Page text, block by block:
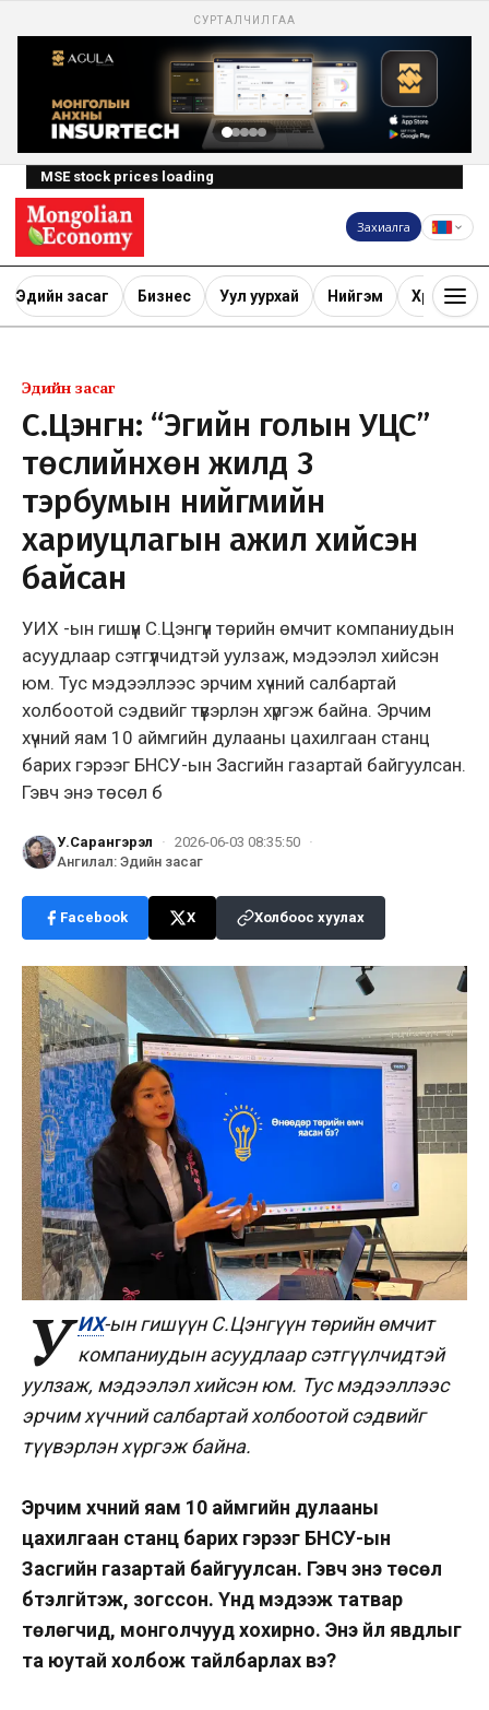
СУРТАЛЧИЛГАА
MSE stock prices loading
Захиалга
Эдийн засаг Бизнес Уул уурхай Нийгэм Хөрөнгө
Эдийн засаг
С.Цэнгүүн: “Эгийн голын УЦС”
төслийнхөн жилд 3
тэрбумын нийгмийн
хариуцлагын ажил хийсэн
байсан
УИХ -ын гишүүн С.Цэнгүүн төрийн өмчит компаниудын
асуудлаар сэтгүүлчидтэй уулзаж, мэдээлэл хийсэн
юм. Тус мэдээллээс эрчим хүчний салбартай
холбоотой сэдвийг түүвэрлэн хүргэж байна. Эрчим
хүчний яам 10 аймгийн дулааны цахилгаан станц
барих гэрээг БНСУ-ын Засгийн газартай байгуулсан.
Гэвч энэ төсөл б
У.Сарангэрэл · 2026-06-03 08:35:50 ·
Ангилал: Эдийн засаг
Facebook X Холбоос хуулах
У ИХ-ын гишүүн С.Цэнгүүн төрийн өмчит
компаниудын асуудлаар сэтгүүлчидтэй
уулзаж, мэдээлэл хийсэн юм. Тус мэдээллээс
эрчим хүчний салбартай холбоотой сэдвийг
түүвэрлэн хүргэж байна.
Эрчим хүчний яам 10 аймгийн дулааны
цахилгаан станц барих гэрээг БНСУ-ын
Засгийн газартай байгуулсан. Гэвч энэ төсөл
бүтэлгүйтэж, зогссон. Үүнд мэдээж татвар
төлөгчид, монголчууд хохирно. Энэ үйл явдлыг
та юутай холбож тайлбарлах вэ?